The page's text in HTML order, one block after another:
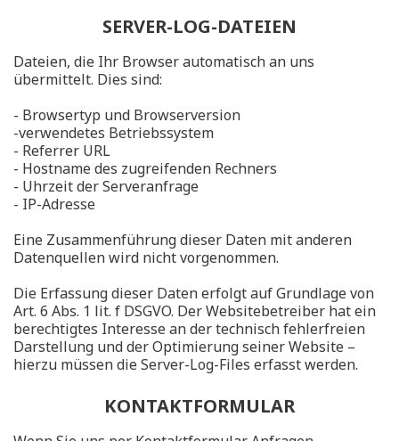
SERVER-LOG-DATEIEN
Dateien, die Ihr Browser automatisch an uns
übermittelt. Dies sind:
- Browsertyp und Browserversion
-verwendetes Betriebssystem
- Referrer URL
- Hostname des zugreifenden Rechners
- Uhrzeit der Serveranfrage
- IP-Adresse
Eine Zusammenführung dieser Daten mit anderen
Datenquellen wird nicht vorgenommen.
Die Erfassung dieser Daten erfolgt auf Grundlage von
Art. 6 Abs. 1 lit. f DSGVO. Der Websitebetreiber hat ein
berechtigtes Interesse an der technisch fehlerfreien
Darstellung und der Optimierung seiner Website –
hierzu müssen die Server-Log-Files erfasst werden.
KONTAKTFORMULAR